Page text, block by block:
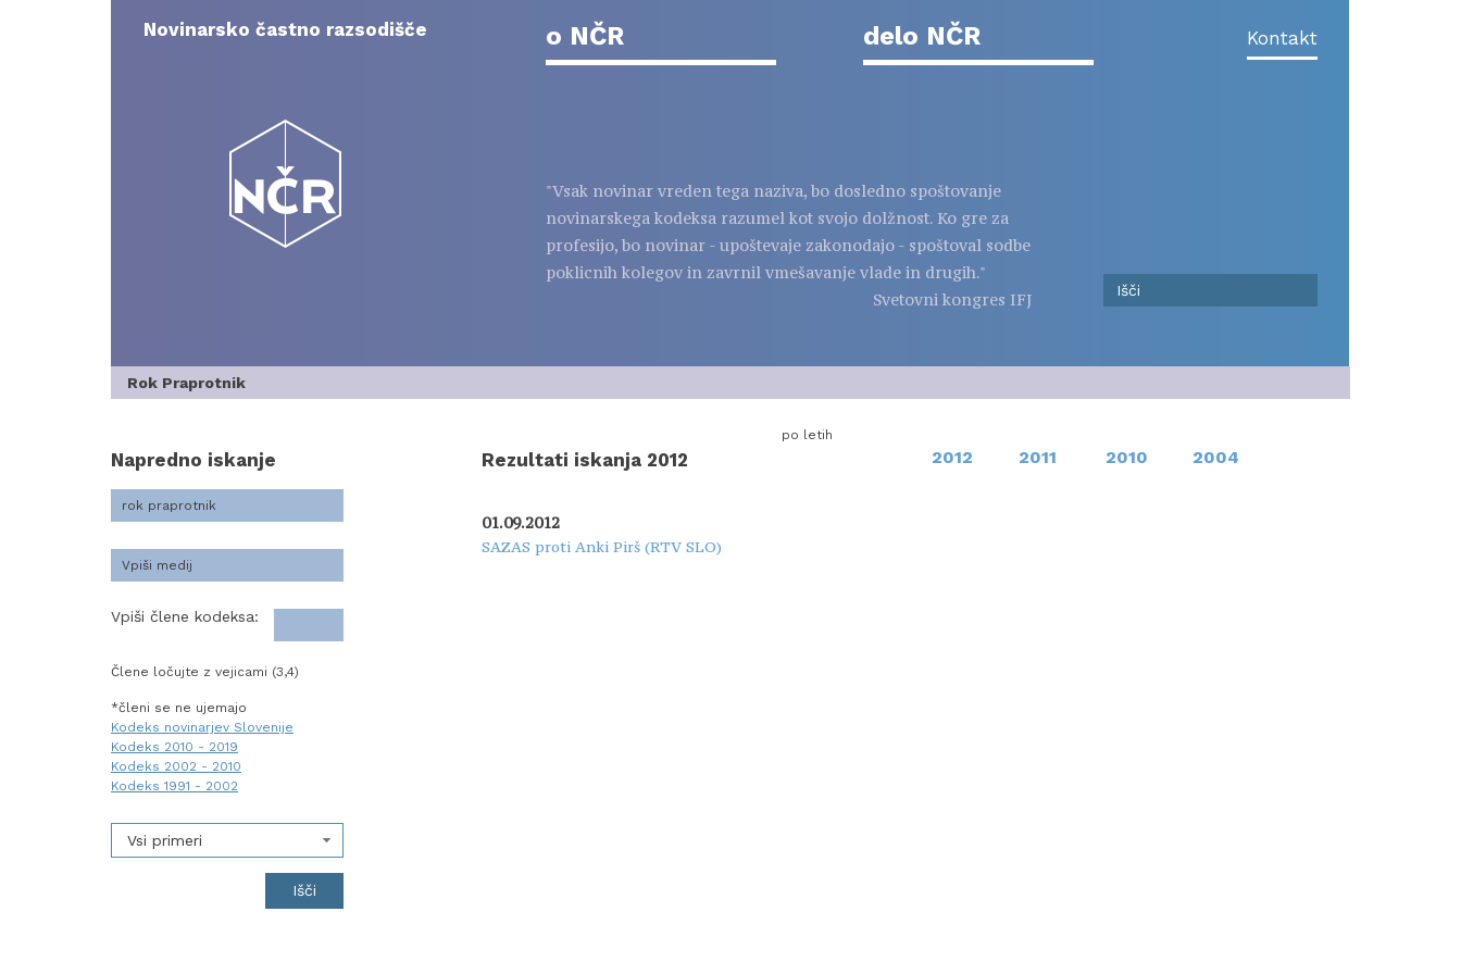
contentNovinarsko častno razsodišče o NČR delo NČR Kontakt
"Vsak novinar vreden tega naziva, bo dosledno spoštovanje
novinarskega kodeksa razumel kot svojo dolžnost. Ko gre za
profesijo, bo novinar - upoštevaje zakonodajo - spoštoval sodbe
poklicnih kolegov in zavrnil vmešavanje vlade in drugih."
Svetovni kongres IFJ
Rok Praprotnik
Napredno iskanje
Vpiši člene kodeksa:
Člene ločujte z vejicami (3,4)
*členi se ne ujemajo
Kodeks novinarjev Slovenije
Kodeks 2010 - 2019
Kodeks 2002 - 2010
Kodeks 1991 - 2002
Vsi primeri
Rezultati iskanja 2012
po letih
2012 2011 2010 2004
01.09.2012
SAZAS proti Anki Pirš (RTV SLO)